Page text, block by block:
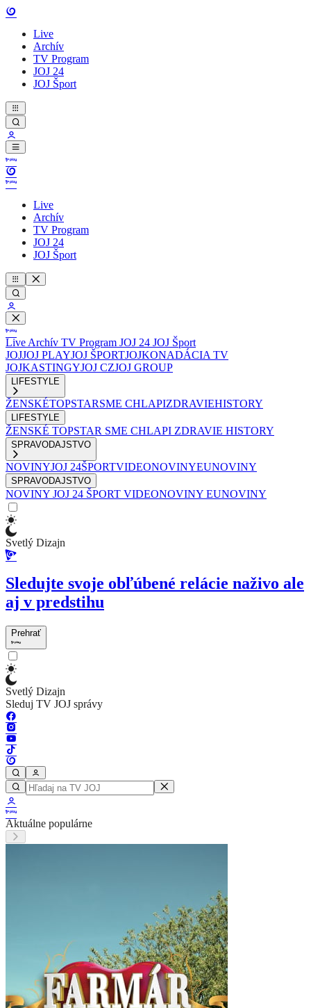
Live
Archív
TV Program
JOJ 24
JOJ Šport
Live
Archív
TV Program
JOJ 24
JOJ Šport
Live Archív TV Program JOJ 24 JOJ Šport
JOJJOJ PLAYJOJ ŠPORTJOJKONADÁCIA TV
JOJKASTINGYJOJ CZJOJ GROUP
LIFESTYLE
ŽENSKÉTOPSTARSME CHLAPIZDRAVIEHISTORY
LIFESTYLE
ŽENSKÉ TOPSTAR SME CHLAPI ZDRAVIE HISTORY
SPRAVODAJSTVO
NOVINYJOJ 24ŠPORTVIDEONOVINYEUNOVINY
SPRAVODAJSTVO
NOVINY JOJ 24 ŠPORT VIDEONOVINY EUNOVINY
Svetlý Dizajn
Sledujte svoje obľúbené relácie naživo ale
aj v predstihu
Prehrať
Svetlý Dizajn
Sleduj TV JOJ správy
Aktuálne populárne